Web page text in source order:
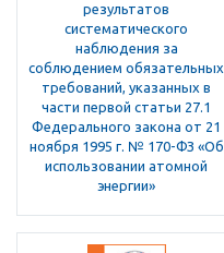
результатов
систематического
наблюдения за
соблюдением обязательных
требований, указанных в
части первой статьи 27.1
Федерального закона от 21
ноября 1995 г. № 170-ФЗ «Об
использовании атомной
энергии»